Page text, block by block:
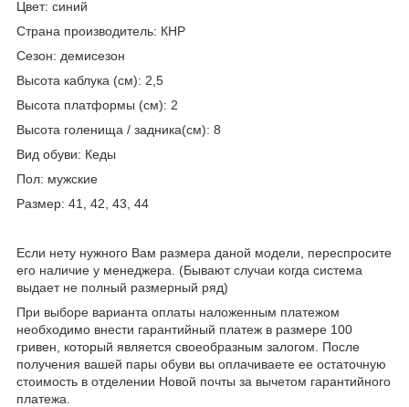
Цвет: синий
Страна производитель: КНР
Сезон: демисезон
Высота каблука (см): 2,5
Высота платформы (см): 2
Высота голенища / задника(см): 8
Вид обуви: Кеды
Пол: мужские
Размер: 41, 42, 43, 44
Если нету нужного Вам размера даной модели, переспросите
его наличие у менеджера. (Бывают случаи когда система
выдает не полный размерный ряд)
При выборе варианта оплаты наложенным платежом
необходимо внести гарантийный платеж в размере 100
гривен, который является своеобразным залогом. После
получения вашей пары обуви вы оплачиваете ее остаточную
стоимость в отделении Новой почты за вычетом гарантийного
платежа.